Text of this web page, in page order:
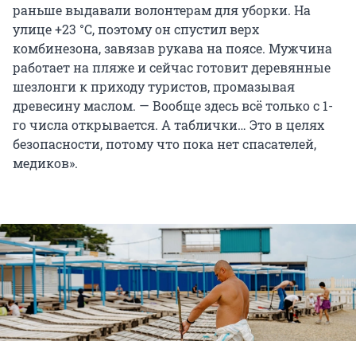
раньше выдавали волонтерам для уборки. На
улице +23 °C, поэтому он спустил верх
комбинезона, завязав рукава на поясе. Мужчина
работает на пляже и сейчас готовит деревянные
шезлонги к приходу туристов, промазывая
древесину маслом. — Вообще здесь всё только с 1-
го числа открывается. А таблички… Это в целях
безопасности, потому что пока нет спасателей,
медиков».